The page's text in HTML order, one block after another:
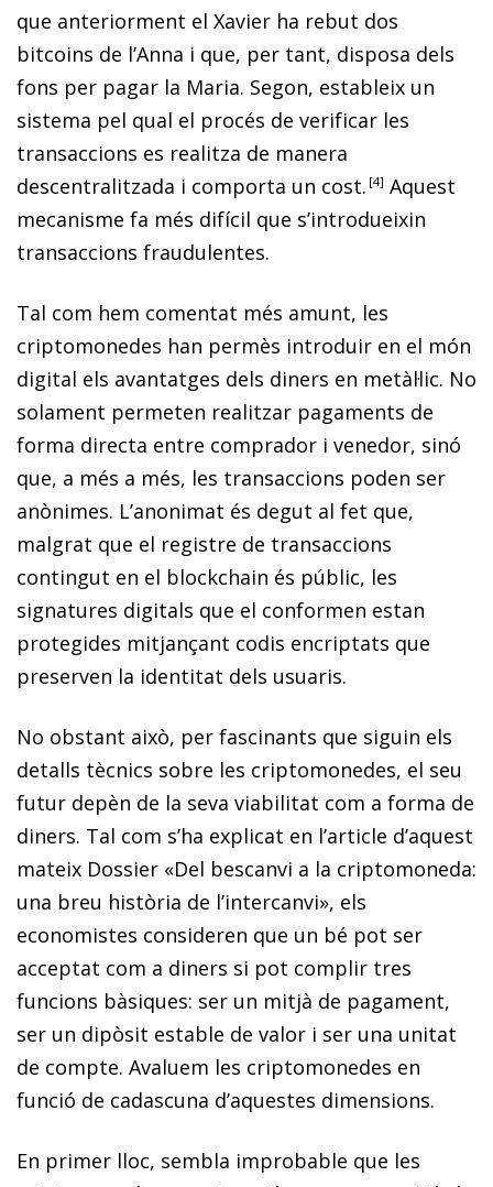
que anteriorment el Xavier ha rebut dos
bitcoins de l’Anna i que, per tant, disposa dels
fons per pagar la Maria. Segon, estableix un
sistema pel qual el procés de verificar les
transaccions es realitza de manera
descentralitzada i comporta un cost. 4 Aquest
mecanisme fa més difícil que s’introdueixin
transaccions fraudulentes.
Tal com hem comentat més amunt, les
criptomonedes han permès introduir en el món
digital els avantatges dels diners en metàl·lic. No
solament permeten realitzar pagaments de
forma directa entre comprador i venedor, sinó
que, a més a més, les trans­­accions poden ser
anònimes. L’anonimat és degut al fet que,
malgrat que el registre de transaccions
contingut en el blockchain és públic, les
signatures digitals que el conformen estan
protegides mitjançant codis encriptats que
preserven la identitat dels usuaris.
No obstant això, per fascinants que siguin els
detalls tècnics sobre les criptomonedes, el seu
futur depèn de la seva viabilitat com a forma de
diners. Tal com s’ha explicat en l’article d’aquest
mateix Dossier «Del bescanvi a la criptomoneda:
una breu història de l’intercanvi», els
economistes consideren que un bé pot ser
acceptat com a diners si pot complir tres
funcions bàsiques: ser un mitjà de pagament,
ser un dipòsit estable de valor i ser una unitat
de compte. Avaluem les criptomonedes en
funció de cadascuna d’aquestes dimensions.
En primer lloc, sembla improbable que les